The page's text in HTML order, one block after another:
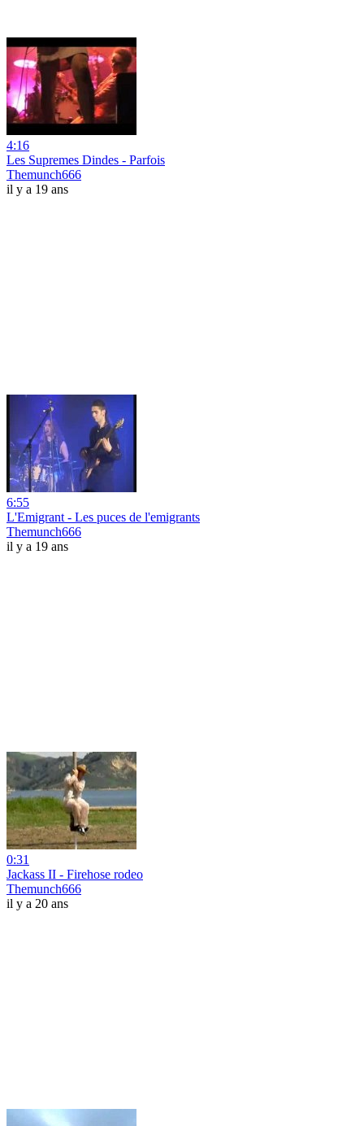
4:16
Les Supremes Dindes - Parfois
Themunch666
il y a 19 ans
6:55
L'Emigrant - Les puces de l'emigrants
Themunch666
il y a 19 ans
0:31
Jackass II - Firehose rodeo
Themunch666
il y a 20 ans